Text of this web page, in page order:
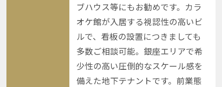
ブハウス等にもお勧めです。カラ
オケ館が入居する視認性の高いビ
ルで、看板の設置につきましても
多数ご相談可能。銀座エリアで希
少性の高い圧倒的なスケール感を
備えた地下テナントです。前業態